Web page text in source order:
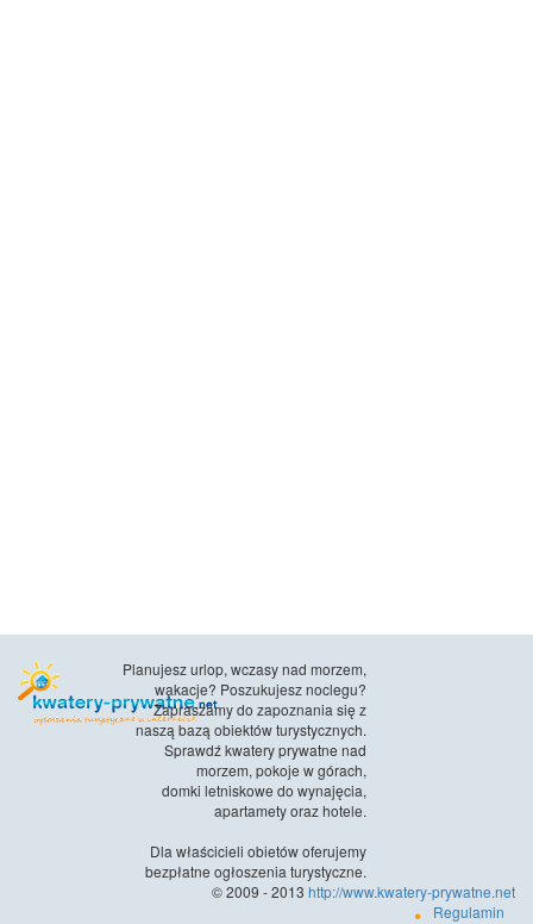
Planujesz urlop, wczasy nad morzem,
wakacje? Poszukujesz noclegu?
Zapraszamy do zapoznania się z
naszą bazą obiektów turystycznych.
Sprawdź kwatery prywatne nad
morzem, pokoje w górach,
domki letniskowe do wynajęcia,
apartamety oraz hotele.
Dla właścicieli obietów oferujemy
bezpłatne ogłoszenia turystyczne.
© 2009 - 2013 http://www.kwatery-prywatne.net
Regulamin